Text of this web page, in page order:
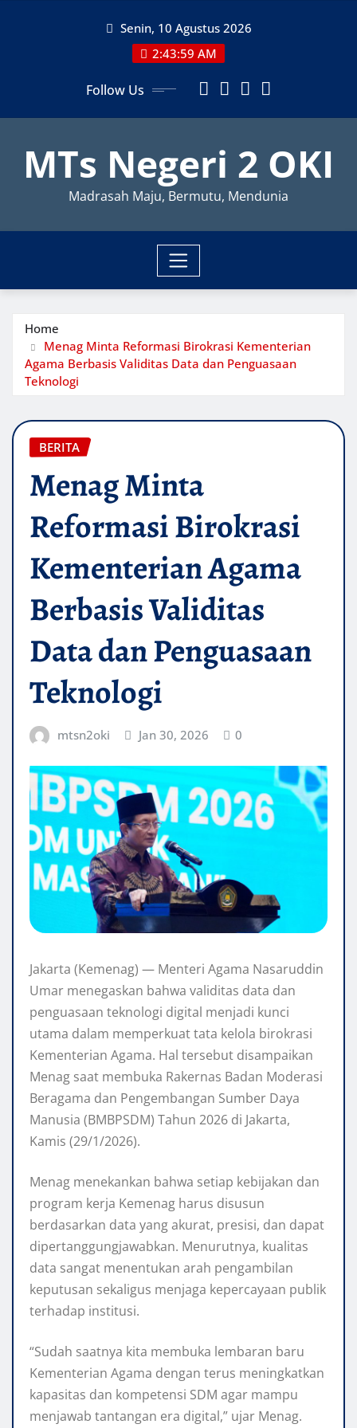
Senin, 10 Agustus 2026
2:44:00 AM
Follow Us
MTs Negeri 2 OKI
Madrasah Maju, Bermutu, Mendunia
Home
Menag Minta Reformasi Birokrasi Kementerian
Agama Berbasis Validitas Data dan Penguasaan
Teknologi
BERITA
Menag Minta
Reformasi Birokrasi
Kementerian Agama
Berbasis Validitas
Data dan Penguasaan
Teknologi
mtsn2oki Jan 30, 2026 0
Jakarta (Kemenag) — Menteri Agama Nasaruddin
Umar menegaskan bahwa validitas data dan
penguasaan teknologi digital menjadi kunci
utama dalam memperkuat tata kelola birokrasi
Kementerian Agama. Hal tersebut disampaikan
Menag saat membuka Rakernas Badan Moderasi
Beragama dan Pengembangan Sumber Daya
Manusia (BMBPSDM) Tahun 2026 di Jakarta,
Kamis (29/1/2026).
Menag menekankan bahwa setiap kebijakan dan
program kerja Kemenag harus disusun
berdasarkan data yang akurat, presisi, dan dapat
dipertanggungjawabkan. Menurutnya, kualitas
data sangat menentukan arah pengambilan
keputusan sekaligus menjaga kepercayaan publik
terhadap institusi.
“Sudah saatnya kita membuka lembaran baru
Kementerian Agama dengan terus meningkatkan
kapasitas dan kompetensi SDM agar mampu
menjawab tantangan era digital,” ujar Menag.